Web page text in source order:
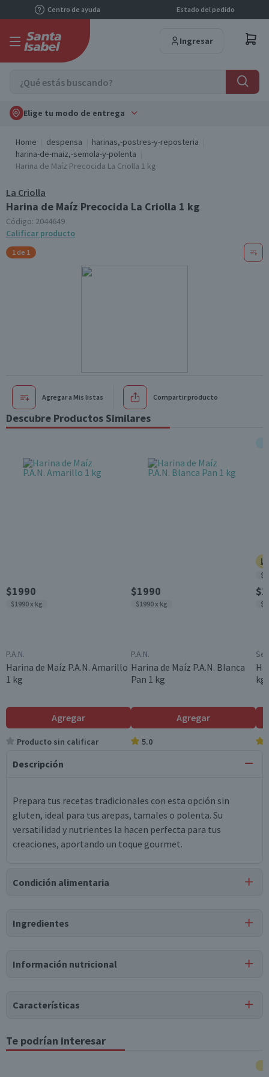
Centro de ayuda Estado del pedido
Ingresar
Elige tu modo de entrega
Home despensa
harinas,-postres-y-reposteria
harina-de-maiz,-semola-y-polenta
Harina de Maíz Precocida La Criolla 1 kg
La Criolla
Harina de Maíz Precocida La Criolla 1 kg
Código: 2044649
Calificar producto
1 de 1
Agregar a Mis listas Compartir producto
Descubre Productos Similares
$1990
$1990 x kg
P.A.N.
Harina de Maíz P.A.N. Amarillo
1 kg
Agregar
Producto sin calificar
$1990
$1990 x kg
P.A.N.
Harina de Maíz P.A.N. Blanca
Pan 1 kg
Agregar
5.0
kg
Descripción
Prepara tus recetas tradicionales con esta opción sin
gluten, ideal para tus arepas, tamales o polenta. Su
versatilidad y nutrientes la hacen perfecta para tus
creaciones, aportando un toque gourmet.
Condición alimentaria
Ingredientes
Puede contener
Información nutricional
Tabla nutricional
medios
Características
Tipo de Producto
Harina de Maíz
Te podrían interesar